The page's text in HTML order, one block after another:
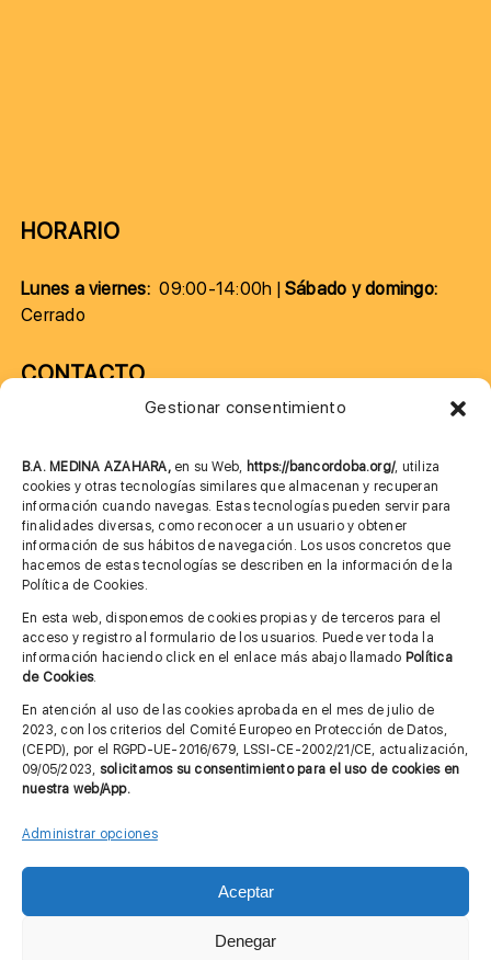
Gestionar consentimiento
B.A. MEDINA AZAHARA, en su Web, https://bancordoba.org/, utiliza
cookies y otras tecnologías similares que almacenan y recuperan
información cuando navegas. Estas tecnologías pueden servir para
finalidades diversas, como reconocer a un usuario y obtener
información de sus hábitos de navegación. Los usos concretos que
hacemos de estas tecnologías se describen en la información de la
Política de Cookies.
En esta web, disponemos de cookies propias y de terceros para el
acceso y registro al formulario de los usuarios. Puede ver toda la
información haciendo click en el enlace más abajo llamado Política
de Cookies.
En atención al uso de las cookies aprobada en el mes de julio de
2023, con los criterios del Comité Europeo en Protección de Datos,
(CEPD), por el RGPD-UE-2016/679, LSSI-CE-2002/21/CE, actualización,
09/05/2023, solicitamos su consentimiento para el uso de cookies en
nuestra web/App.
Administrar opciones
Aceptar
Denegar
HORARIO
Lunes a viernes:09:00-14:00h |Sábado y domingo:
Cerrado
CONTACTO
685 901 226
MÁS INFORMACIÓN
Aviso legal
Política de privacidad
Cita previa FAGA
© Copyright 2012 - 2026 |Diseño web: Taller Empresarial 2.0